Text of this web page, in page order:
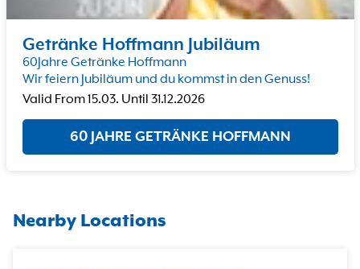
Getränke Hoffmann Jubiläum
60Jahre Getränke Hoffmann
Wir feiern Jubiläum und du kommst in den Genuss!
Valid From15.03. Until 31.12.2026
60 JAHRE GETRÄNKE HOFFMANN
Nearby Locations